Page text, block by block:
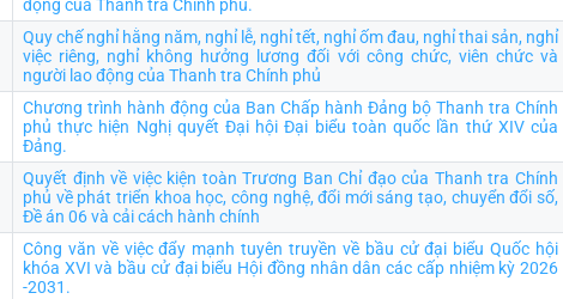
động của Thanh tra Chính phủ.
Quy chế nghỉ hằng năm, nghỉ lễ, nghỉ tết, nghỉ ốm đau, nghỉ thai sản, nghỉ
việc riêng, nghỉ không hưởng lương đối với công chức, viên chức và
người lao động của Thanh tra Chính phủ
Chương trình hành động của Ban Chấp hành Đảng bộ Thanh tra Chính
phủ thực hiện Nghị quyết Đại hội Đại biểu toàn quốc lần thứ XIV của
Đảng.
Quyết định về việc kiện toàn Trương Ban Chỉ đạo của Thanh tra Chính
phủ về phát triển khoa học, công nghệ, đổi mới sáng tạo, chuyển đổi số,
Đề án 06 và cải cách hành chính
Công văn về việc đẩy mạnh tuyên truyền về bầu cử đại biểu Quốc hội
khóa XVI và bầu cử đại biểu Hội đồng nhân dân các cấp nhiệm kỳ 2026
-2031.